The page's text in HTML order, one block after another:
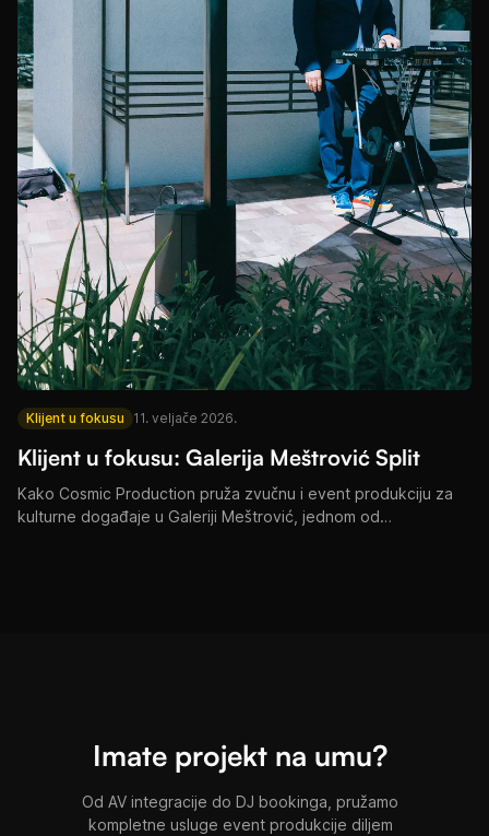
Klijent u fokusu 11. veljače 2026.
Klijent u fokusu: Galerija Meštrović Split
Kako Cosmic Production pruža zvučnu i event produkciju za
kulturne događaje u Galeriji Meštrović, jednom od
Imate projekt na umu?
Od AV integracije do DJ bookinga, pružamo
kompletne usluge event produkcije diljem